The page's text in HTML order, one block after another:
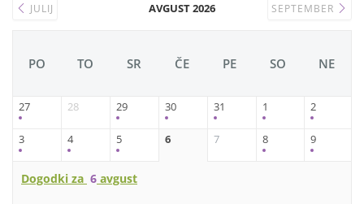
JULIJ AVGUST 2026 SEPTEMBER
PO TO SR ČE PE SO NE
27 28 29 30 31 1 2
3 4 5 6 7 8 9
Dogodki za 6 avgust